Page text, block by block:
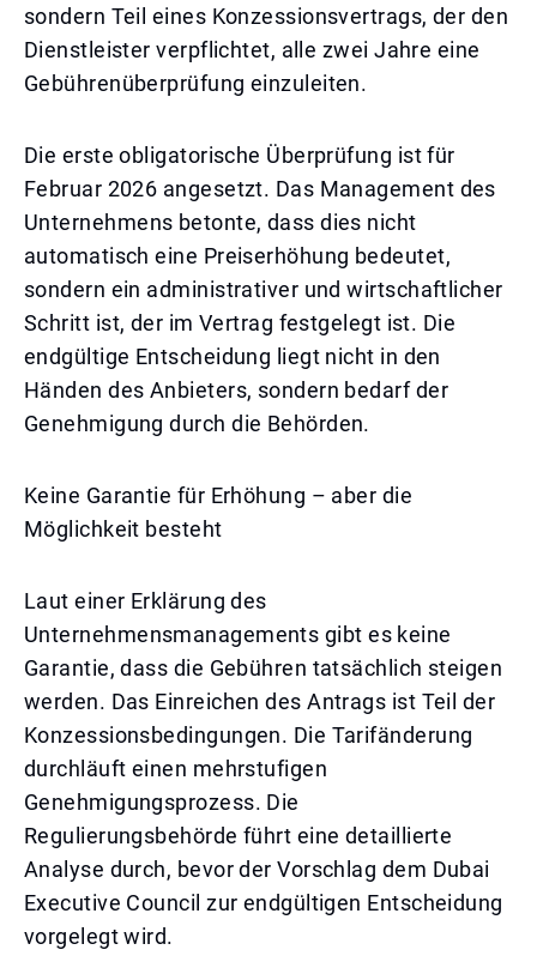
sondern Teil eines Konzessionsvertrags, der den
Dienstleister verpflichtet, alle zwei Jahre eine
Gebührenüberprüfung einzuleiten.
Die erste obligatorische Überprüfung ist für
Februar 2026 angesetzt. Das Management des
Unternehmens betonte, dass dies nicht
automatisch eine Preiserhöhung bedeutet,
sondern ein administrativer und wirtschaftlicher
Schritt ist, der im Vertrag festgelegt ist. Die
endgültige Entscheidung liegt nicht in den
Händen des Anbieters, sondern bedarf der
Genehmigung durch die Behörden.
Keine Garantie für Erhöhung – aber die
Möglichkeit besteht
Laut einer Erklärung des
Unternehmensmanagements gibt es keine
Garantie, dass die Gebühren tatsächlich steigen
werden. Das Einreichen des Antrags ist Teil der
Konzessionsbedingungen. Die Tarifänderung
durchläuft einen mehrstufigen
Genehmigungsprozess. Die
Regulierungsbehörde führt eine detaillierte
Analyse durch, bevor der Vorschlag dem Dubai
Executive Council zur endgültigen Entscheidung
vorgelegt wird.